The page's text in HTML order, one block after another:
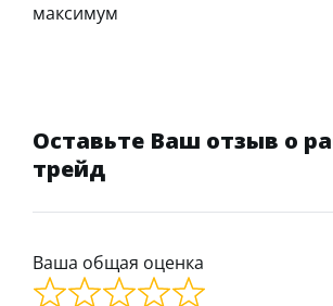
максимум
Оставьте Ваш отзыв о
трейд
Ваша общая оценка